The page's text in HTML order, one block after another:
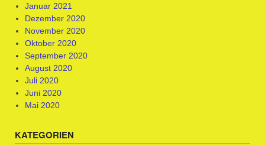
Januar 2021
Dezember 2020
November 2020
Oktober 2020
September 2020
August 2020
Juli 2020
Juni 2020
Mai 2020
KATEGORIEN